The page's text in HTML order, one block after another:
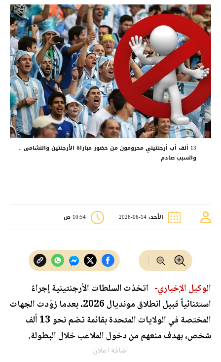
13 ألف أب أرجنتيني محرومون من حضور مباراة الأرجنتين والنشامى ..
والسبب صادم
الأحد، 14-06-2026 10:54 ص
الوكيل الإخباري- اتخذت السلطات الأرجنتينية إجراءً
استثنائياً قبيل انطلاق مونديال 2026، بعدما زوّدت الجهات
المختصة في الولايات المتحدة بقائمة تضم نحو 13 ألف
شخص، بهدف منعهم من دخول الملاعب خلال البطولة.
اضافة اعلان